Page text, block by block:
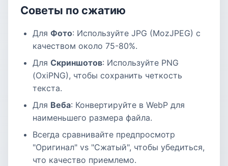
Советы по сжатию
Для Фото: Используйте JPG (MozJPEG) с
качеством около 75-80%.
Для Скриншотов: Используйте PNG
(OxiPNG), чтобы сохранить четкость
текста.
Для Веба: Конвертируйте в WebP для
наименьшего размера файла.
Всегда сравнивайте предпросмотр
"Оригинал" vs "Сжатый", чтобы убедиться,
что качество приемлемо.